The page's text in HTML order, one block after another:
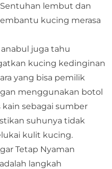
Sentuhan lembut dan
kucing merasa
juga tahu
kucing kedinginan
yang bisa pemilik
menggunakan botol
sebagai sumber
suhunya tidak
kulit kucing.
Tetap Nyaman
langkah